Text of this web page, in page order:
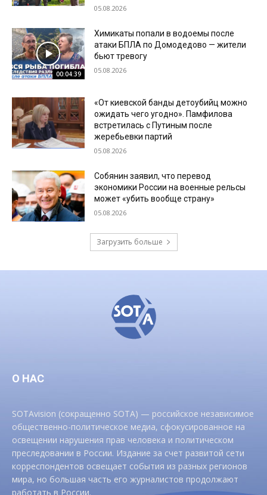
05.08.2026
00:04:39
Химикаты попали в водоемы после
атаки БПЛА по Домодедово — жители
бьют тревогу
05.08.2026
«От киевской банды детоубийц можно
ожидать чего угодно». Памфилова
встретилась с Путиным после
жеребьевки партий
05.08.2026
Собянин заявил, что перевод
экономики России на военные рельсы
может «убить вообще страну»
05.08.2026
Загрузить больше
О НАС
SOTAvision (сокращенно SOTA) — российское независимое
общественно-политическое медиа, сфокусированное на
освещении нарушения прав человека и политическом
преследовании в России. Издание за счет развитой сети
корреспондентов освещает события из разных регионов
мира, но большая часть его журналистов продолжают
работать в России.